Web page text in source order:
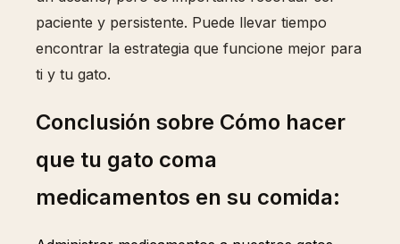
paciente y persistente. Puede llevar tiempo
encontrar la estrategia que funcione mejor para
ti y tu gato.
Conclusión sobre Cómo hacer
que tu gato coma
medicamentos en su comida: